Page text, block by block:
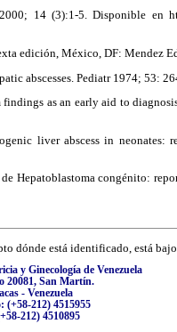
14 (3):1-5. Disponible en
edición, México, DF:
abscesses. Pediatr 1974;
as an early aid to
liver abscess in neonates:
Hepatoblastoma congénito:
dónde está identificado, está
y Ginecología de Venezuela
20081, San Martín.
- Venezuela
(+58-212) 4515955
212) 4510895